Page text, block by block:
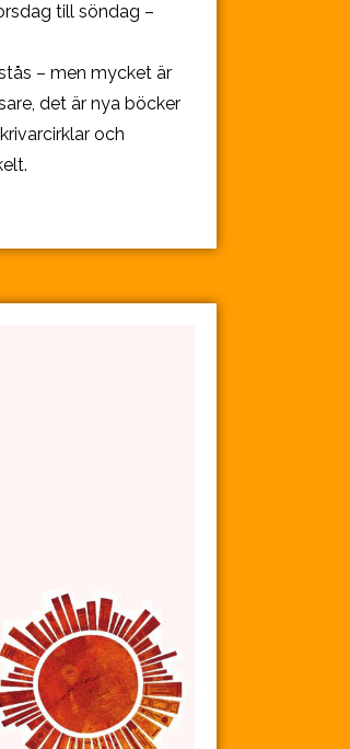
till söndag –
– men mycket är
det är nya böcker
och